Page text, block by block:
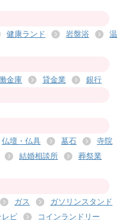
健康ランド 岩盤浴
温
金庫 貸金業 銀行
仏壇・仏具 墓石
寺院
結婚相談所
葬祭業
ガス
ガソリンスタンド
ビ
コインランドリー